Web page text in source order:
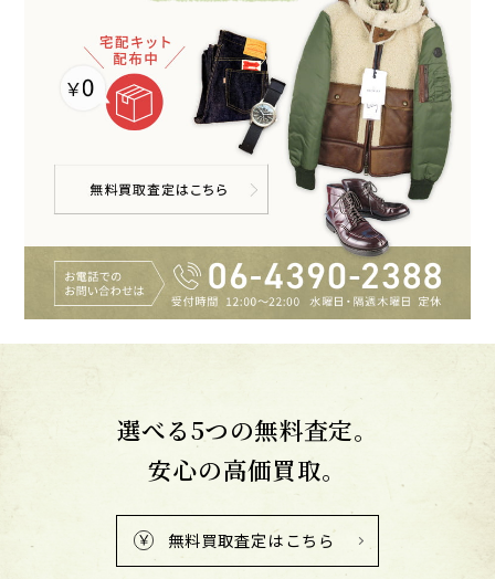
選べる5つの無料査定。
安心の高価買取。
無料買取査定はこちら